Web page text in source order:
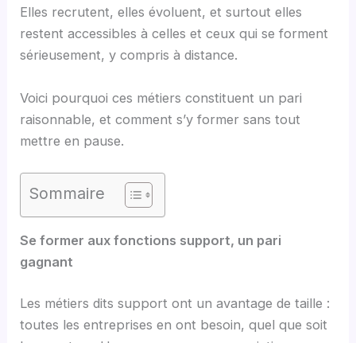
Elles recrutent, elles évoluent, et surtout elles
restent accessibles à celles et ceux qui se forment
sérieusement, y compris à distance.
Voici pourquoi ces métiers constituent un pari
raisonnable, et comment s’y former sans tout
mettre en pause.
Sommaire
Se former aux fonctions support, un pari
gagnant
Les métiers dits support ont un avantage de taille :
toutes les entreprises en ont besoin, quel que soit